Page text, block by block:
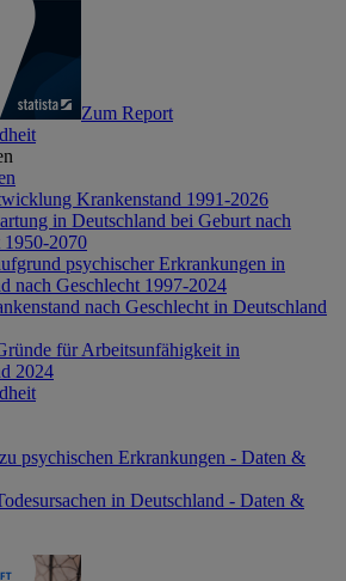
Zum Report
Krankenstand 1991-2026
in Deutschland bei Geburt nach
1950-2070
psychischer Erkrankungen in
nach Geschlecht 1997-2024
nach Geschlecht in Deutschland
für Arbeitsunfähigkeit in
2024
psychischen Erkrankungen - Daten &
in Deutschland - Daten &